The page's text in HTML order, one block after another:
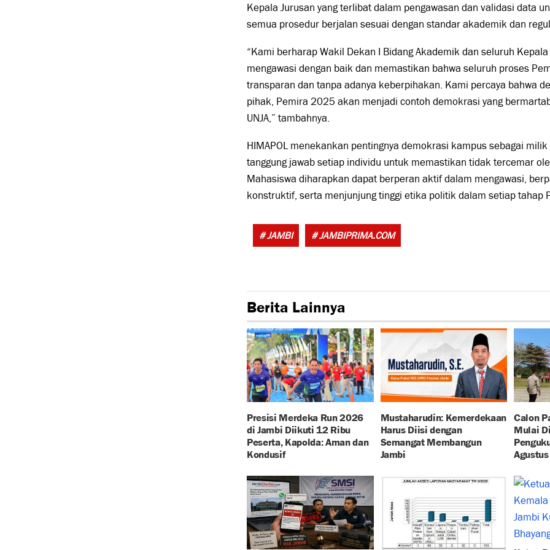
Kepala Jurusan yang terlibat dalam pengawasan dan validasi data
semua prosedur berjalan sesuai dengan standar akademik dan
“Kami berharap Wakil Dekan I Bidang Akademik dan seluruh
mengawasi dengan baik dan memastikan bahwa seluruh proses
transparan dan tanpa adanya keberpihakan. Kami percaya bahwa
pihak, Pemira 2025 akan menjadi contoh demokrasi yang
UNJA,” tambahnya.
HIMAPOL menekankan pentingnya demokrasi kampus sebagai
tanggung jawab setiap individu untuk memastikan tidak tercemar
Mahasiswa diharapkan dapat berperan aktif dalam mengawasi,
konstruktif, serta menjunjung tinggi etika politik dalam setiap tahap
# JAMBI # JAMBIPRIMA.COM
Berita Lainnya
Presisi Merdeka Run 2026
di Jambi Diikuti 12 Ribu
Peserta, Kapolda: Aman dan
Kondusif
Mustaharudin: Kemerdekaan
Harus Diisi dengan
Semangat Membangun
Jambi
Calon
Mulai
Agustus